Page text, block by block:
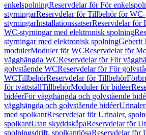
enkelspolningReservdelar för För
styrningarReservdelar för Tillbehör för WC-
styrningarInstallationssatserReservdelar för
WC-styrningar med elektronisk spolning
styrningar med elektronisk spolningGeberit
modulerModuler för WCReservdelar för
vägghängda WCReservdelar för För
golvstående WCReservdelar för För
WCTillbehörReservdelar för Tillbehör
för tvättställTillbehörModuler för bidéer
bidéerFör vägghängda och golvstående
vägghängda och golvstående bidéerUrinaler
med spolkantReservdelar för Urinaler,
spolkantUtan skyddskåpaReservdelar för
spolningsdrift, spolkantlösaReservdelar för